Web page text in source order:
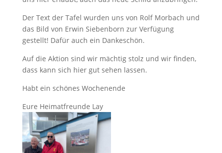
Der Text der Tafel wurden uns von Rolf Morbach und
das Bild von Erwin Siebenborn zur Verfügung
gestellt! Dafür auch ein Dankeschön.
Auf die Aktion sind wir mächtig stolz und wir finden,
dass kann sich hier gut sehen lassen.
Habt ein schönes Wochenende
Eure Heimatfreunde Lay